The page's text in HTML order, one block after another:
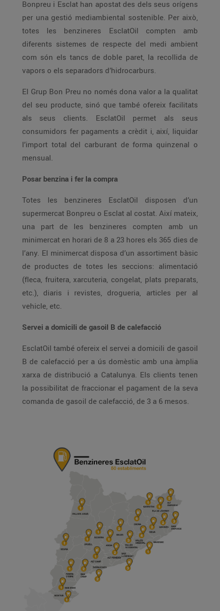
Bonpreu i Esclat han apostat des dels seus orígens
per una gestió mediambiental sostenible. Per això,
totes les benzineres EsclatOil compten amb
diferents sistemes de respecte del medi ambient
com són els tancs de doble paret, la recollida de
vapors o els separadors d’hidrocarburs.
El Grup Bon Preu no només dona valor a la qualitat
del seu producte, sinó que també ofereix facilitats
als seus clients. EsclatOil permet als seus
consumidors fer pagaments a crèdit i, així, liquidar
l’import total del carburant de forma quinzenal o
mensual.
Posar benzina i fer la compra
Totes les benzineres EsclatOil disposen d’un
supermercat Bonpreu o Esclat al costat. Així mateix,
una part de les benzineres compten amb un
minimercat en horari de 8 a 23 hores els 365 dies de
l’any. El minimercat disposa d’un assortiment bàsic
de productes de totes les seccions: alimentació
(fleca, fruitera, xarcuteria, congelat, plats preparats,
etc.), diaris i revistes, drogueria, articles per al
vehicle, etc.
Servei a domicili de gasoil B de calefacció
EsclatOil també ofereix el servei a domicili de gasoil
B de calefacció per a ús domèstic amb una àmplia
xarxa de distribució a Catalunya. Els clients tenen
la possibilitat de fraccionar el pagament de la seva
comanda de gasoil de calefacció, de 3 a 6 mesos.